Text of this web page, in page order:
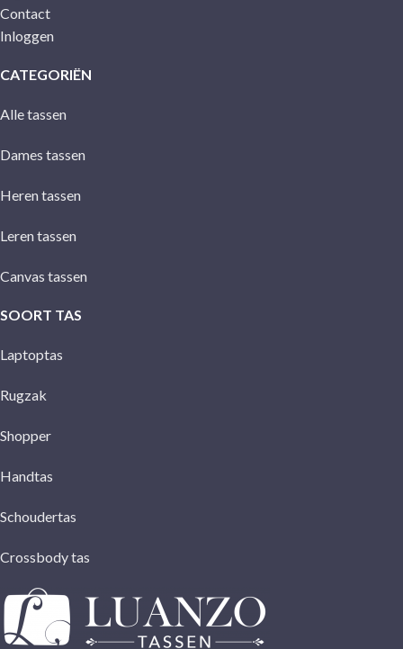
Contact
Inloggen
CATEGORIËN
Alle tassen
Dames tassen
Heren tassen
Leren tassen
Canvas tassen
SOORT TAS
Laptoptas
Rugzak
Shopper
Handtas
Schoudertas
Crossbody tas